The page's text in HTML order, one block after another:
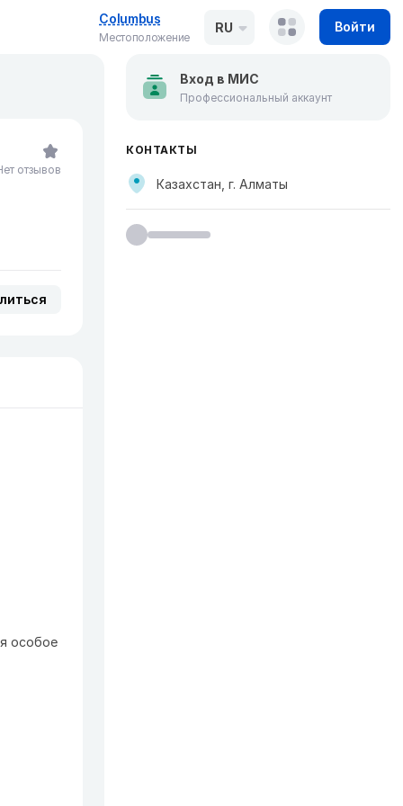
Columbus
Местоположение
RU Войти
отзывов
особое
Вход в МИС
Профессиональный аккаунт
КОНТАКТЫ
Казахстан, г. Алматы